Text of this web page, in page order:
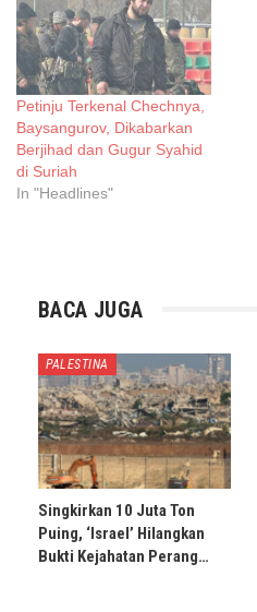
Petinju Terkenal Chechnya,
Baysangurov, Dikabarkan
Berjihad dan Gugur Syahid
di Suriah
In "Headlines"
BACA JUGA
PALESTINA
Singkirkan 10 Juta Ton
Puing, ‘Israel’ Hilangkan
Bukti Kejahatan Perang…